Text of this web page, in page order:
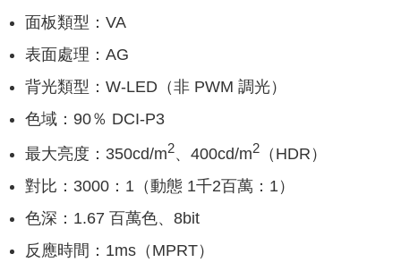
面板類型：VA
表面處理：AG
背光類型：W-LED（非 PWM 調光）
色域：90％ DCI-P3
最大亮度：350cd/m2、400cd/m2
（HDR）
對比：3000：1（動態 1千2百萬：1）
色深：1.67 百萬色、8bit
反應時間：1ms（MPRT）